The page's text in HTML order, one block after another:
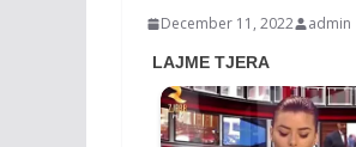
December 11, 2022 admin